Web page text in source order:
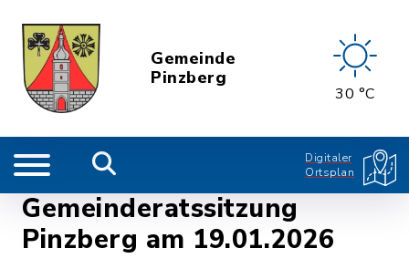
Gemeinde
Pinzberg
30 °C
Digitaler
Ortsplan
Gemeinderatssitzung
Pinzberg am 19.01.2026